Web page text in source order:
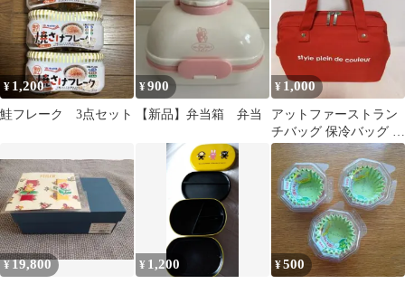
¥ 1,200
鮭フレーク 3点セット
¥900
【新品】弁当箱 弁当
¥ 1,000
アットファーストラン
チバッグ 保冷バッグ レ
ッド
¥19,800 ¥ 1,200 ¥500